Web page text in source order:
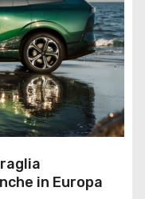
in Europa